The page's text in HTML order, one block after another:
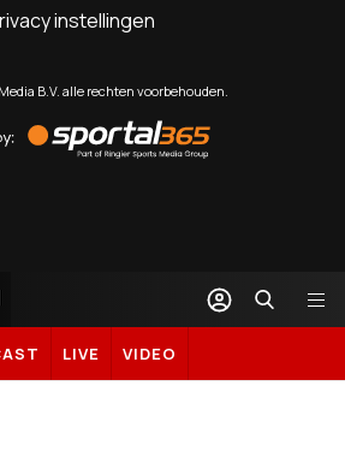
instellingen
B.V. alle rechten voorbehouden.
by
Sportal365
LIVE VIDEO